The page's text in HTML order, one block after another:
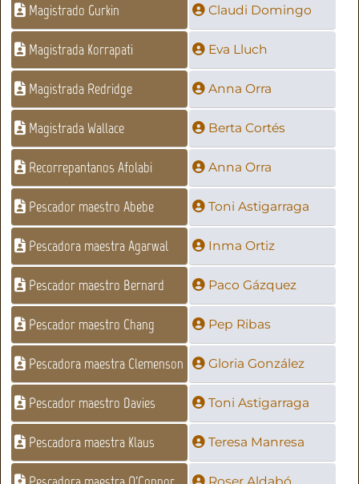
Magistrado Gurkin Claudi Domingo
Magistrada Korrapati Eva Lluch
Magistrada Redridge Anna Orra
Magistrada Wallace Berta Cortés
Recorrepantanos Afolabi Anna Orra
Pescador maestro Abebe Toni Astigarraga
Pescadora maestra Agarwal Inma Ortiz
Pescador maestro Bernard Paco Gázquez
Pescador maestro Chang Pep Ribas
Pescadora maestra Clemenson Gloria González
Pescador maestro Davies Toni Astigarraga
Pescadora maestra Klaus Teresa Manresa
Roser Aldabó